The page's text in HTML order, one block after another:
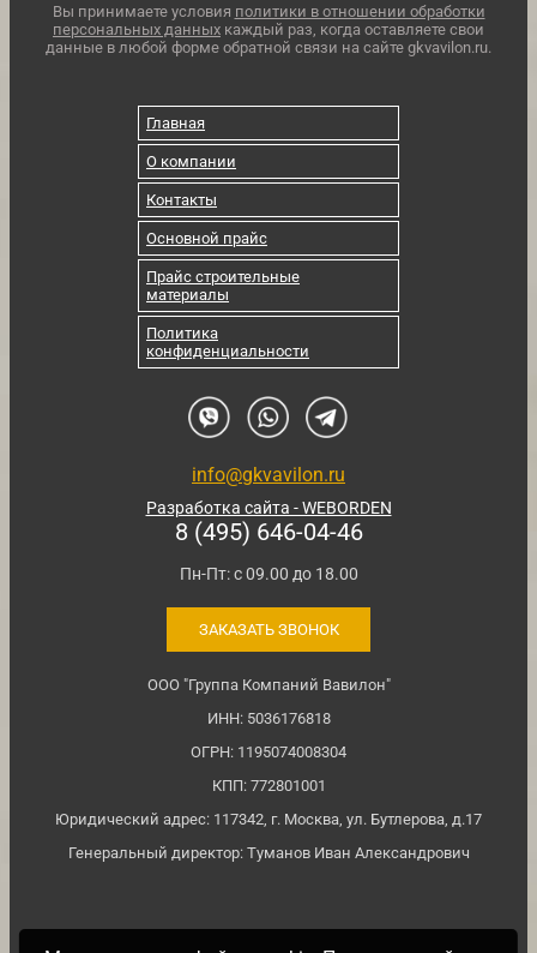
Вы принимаете условия политики в отношении обработки
персональных данных каждый раз, когда оставляете свои
данные в любой форме обратной связи на сайте gkvavilon.ru.
Главная
О компании
Контакты
Основной прайс
Прайс строительные
материалы
Политика
конфиденциальности
info@gkvavilon.ru
Разработка сайта - WEBORDEN
8 (495) 646-04-46
Пн-Пт: с 09.00 до 18.00
ЗАКАЗАТЬ ЗВОНОК
ООО "Группа Компаний Вавилон"
ИНН: 5036176818
ОГРН: 1195074008304
КПП: 772801001
Юридический адрес: 117342, г. Москва, ул. Бутлерова, д.17
Генеральный директор: Туманов Иван Александрович